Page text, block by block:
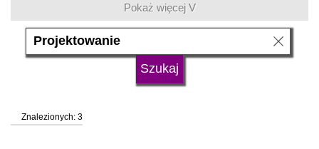
język
status uczelni
Pokaż więcej V
Znalezionych: 3